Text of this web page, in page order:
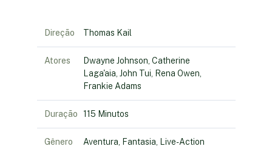
Direção Thomas Kail
Atores
Dwayne Johnson, Catherine
Laga'aia, John Tui, Rena Owen,
Frankie Adams
Duração 115 Minutos
Gênero Aventura, Fantasia, Live-Action